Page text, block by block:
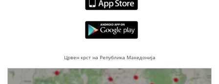
ПРЕЗЕНТАЦИИ
Црвен крст на Република Македонија